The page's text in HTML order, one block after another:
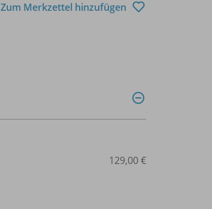
Zum Merkzettel hinzufügen
129,00 €